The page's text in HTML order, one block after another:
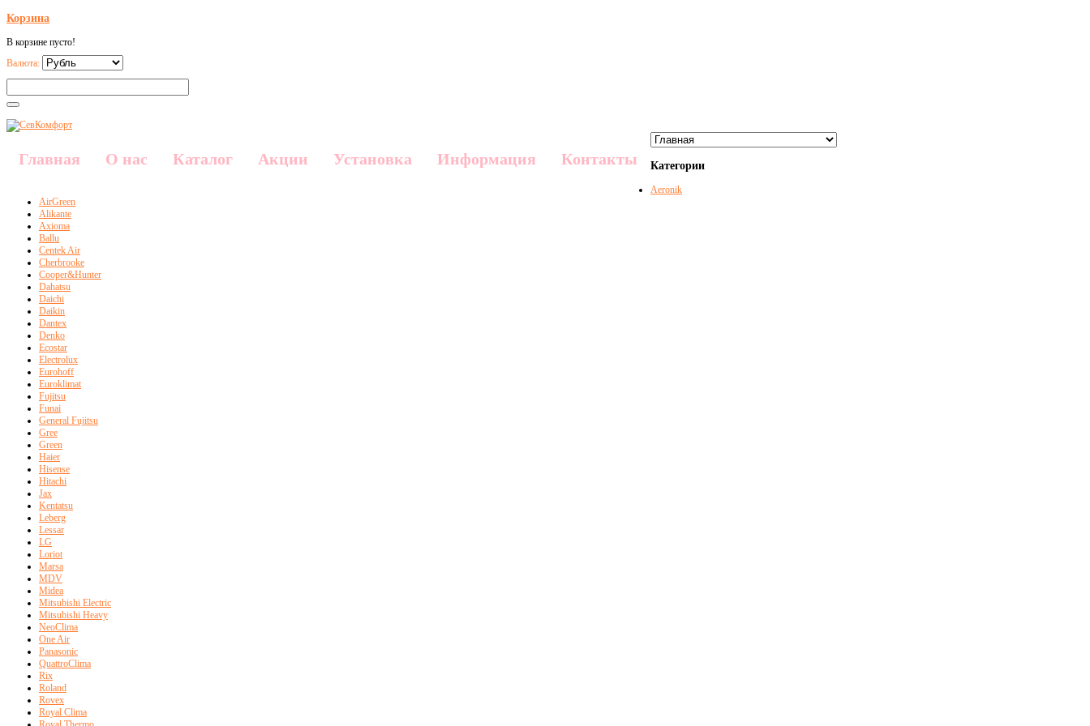
Корзина
В корзине пусто!
Валюта:
Главная О нас Каталог Акции Установка Информация Контакты Категории
Aeronik
AirGreen
Alikante
Axioma
Ballu
Centek Air
Cherbrooke
Cooper&Hunter
Dahatsu
Daichi
Daikin
Dantex
Denko
Ecostar
Electrolux
Eurohoff
Euroklimat
Fujitsu
Funai
General Fujitsu
Gree
Green
Haier
Hisense
Hitachi
Jax
Kentatsu
Leberg
Lessar
LG
Loriot
Marsa
MDV
Midea
Mitsubishi Electric
Mitsubishi Heavy
NeoClima
One Air
Panasonic
QuattroClima
Rix
Roland
Rovex
Royal Clima